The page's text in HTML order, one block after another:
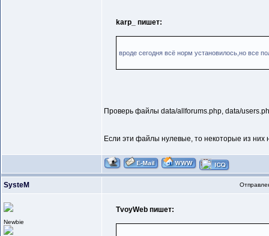
karp_ пишет:
вроде сегодня всё норм установилось,но все
Проверь файлы data/allforums.php, data/
Если эти файлы нулевые, то некоторые из них
SysteM
Newbie
TvoyWeb пишет: